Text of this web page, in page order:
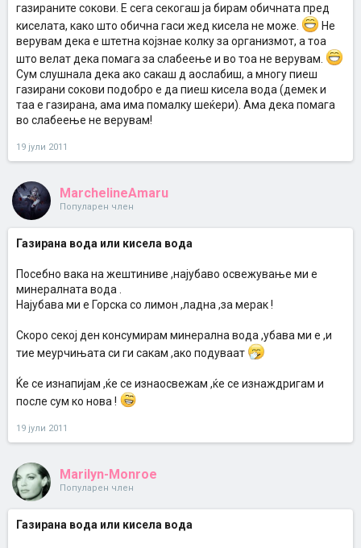
газираните сокови. Е сега секогаш ја бирам обичната пред
киселата, како што обична гаси жед кисела не може.
Не
верувам дека е штетна којзнае колку за организмот, а тоа
што велат дека помага за слабеење и во тоа не верувам.
Сум слушнала дека ако сакаш д аослабиш, а многу пиеш
газирани сокови подобро е да пиеш кисела вода (демек и
таа е газирана, ама има помалку шеќери). Ама дека помага
во слабеење не верувам!
19 јули 2011
MarchelineAmaru
Популарен член
Газирана вода или кисела вода
Посебно вака на жештиниве ,најубаво освежување ми е
минералната вода .
Најубава ми е Горска со лимон ,ладна ,за мерак !
Скоро секој ден консумирам минерална вода ,убава ми е ,и
тие меурчињата си ги сакам ,ако подуваат
Ќе се изнапијам ,ќе се изнаосвежам ,ќе се изнаждригам и
после сум ко нова !
19 јули 2011
Marilyn-Monroe
Популарен член
Газирана вода или кисела вода